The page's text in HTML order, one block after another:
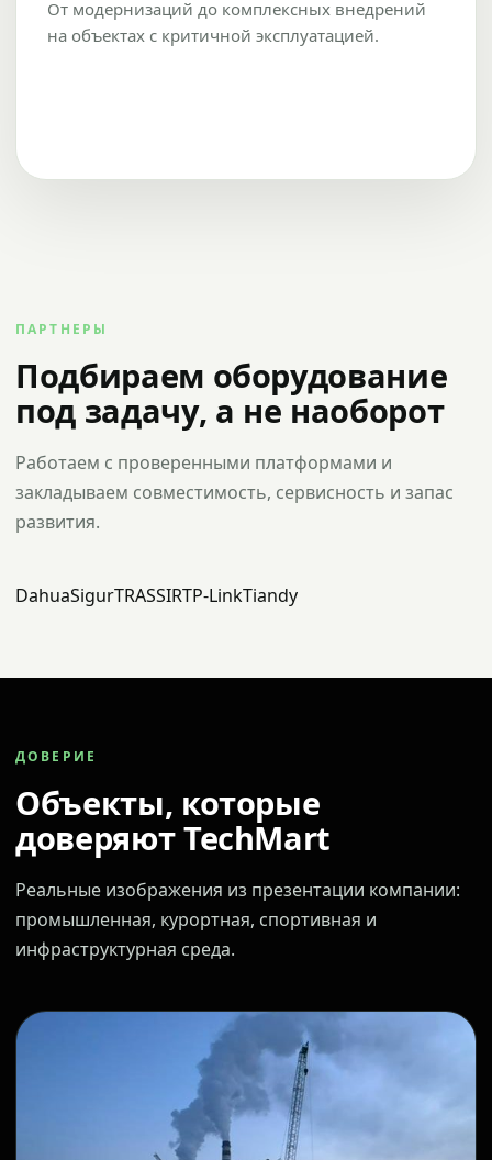
От модернизаций до комплексных внедрений
на объектах с критичной эксплуатацией.
ПАРТНЕРЫ
Подбираем оборудование
под задачу, а не наоборот
Работаем с проверенными платформами и
закладываем совместимость, сервисность и запас
развития.
DahuaSigurTRASSIRTP-LinkTiandy
ДОВЕРИЕ
Объекты, которые
доверяют TechMart
Реальные изображения из презентации компании:
промышленная, курортная, спортивная и
инфраструктурная среда.